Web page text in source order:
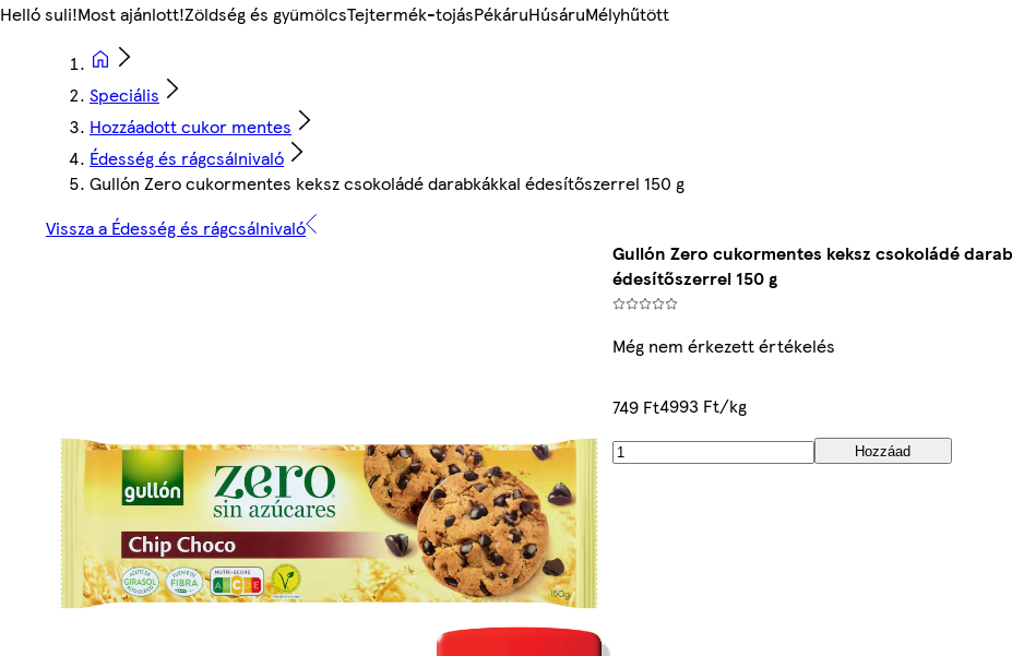
Helló suli!Most ajánlott!Zöldség és gyümölcsTejtermék-tojásPékáruHúsáruMélyhűtött
Speciális
Hozzáadott cukor mentes
Édesség és rágcsálnivaló
Gullón Zero cukormentes keksz csokoládé darabkákkal édesítőszerrel 150 g
Vissza a Édesség és rágcsálnivaló
Gullón Zero cukormentes keksz csokoládé
édesítőszerrel 150 g
Még nem érkezett értékelés
749 Ft4993 Ft/kg
Hozzáad